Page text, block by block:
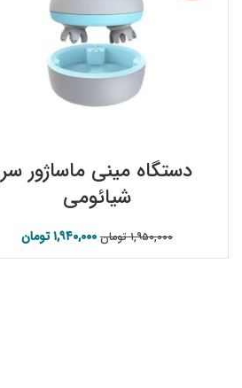
دستگاه مینی ماساژور سر
شیائومی
۱,۹۵۰,۰۰۰ تومان
قیمت اصلی:۱,۹۴۰,۰۰۰تومان